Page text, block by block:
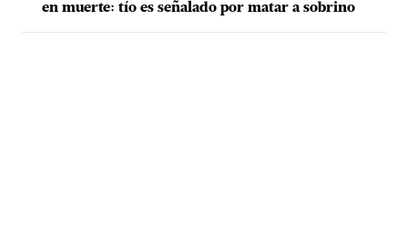
en muerte: tío es señalado por matar a sobrino